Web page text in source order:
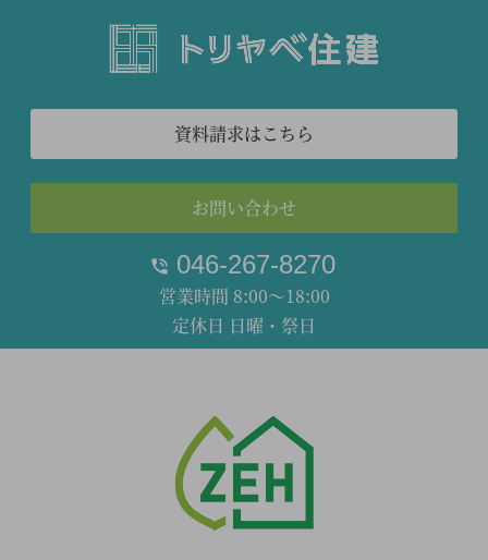
資料請求はこちら
お問い合わせ
046-267-8270
営業時間 8:00～18:00
定休日 日曜・祭日